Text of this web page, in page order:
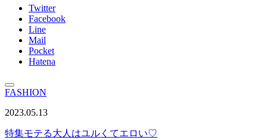
Twitter
Facebook
Line
Mail
Pocket
Hatena
FASHION
2023.05.13
特集モテる大人はユルくてエロい♡